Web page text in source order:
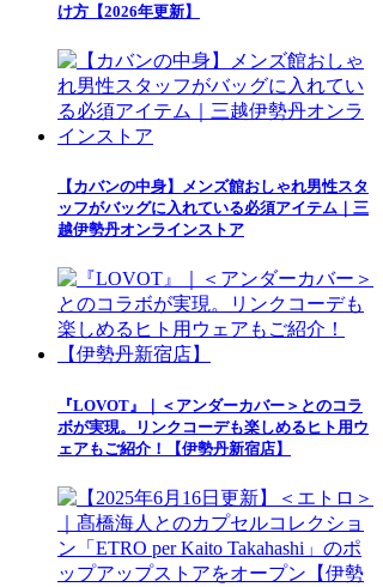
け方【2026年更新】
【カバンの中身】メンズ館おしゃれ男性スタ
ッフがバッグに入れている必須アイテム｜三
越伊勢丹オンラインストア
『LOVOT』｜＜アンダーカバー＞とのコラ
ボが実現。リンクコーデも楽しめるヒト用ウ
ェアもご紹介！【伊勢丹新宿店】